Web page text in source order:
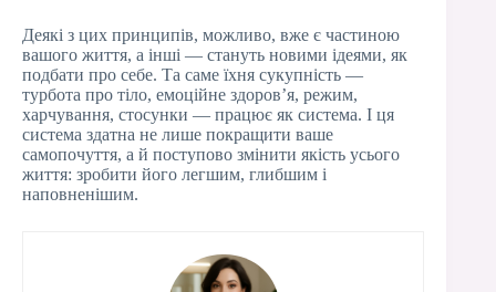
Деякі з цих принципів, можливо, вже є частиною
вашого життя, а інші — стануть новими ідеями, як
подбати про себе. Та саме їхня сукупність —
турбота про тіло, емоційне здоров’я, режим,
харчування, стосунки — працює як система. І ця
система здатна не лише покращити ваше
самопочуття, а й поступово змінити якість усього
життя: зробити його легшим, глибшим і
наповненішим.